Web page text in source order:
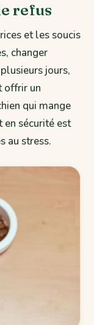
refus
et les soucis
changer
jours,
offrir un
qui mange
en sécurité est
au stress.